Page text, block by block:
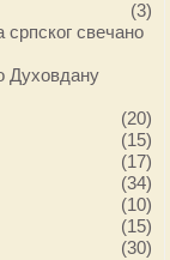
(3)
свечано
Духовдану
(20)
(15)
(17)
(34)
(10)
(15)
(30)